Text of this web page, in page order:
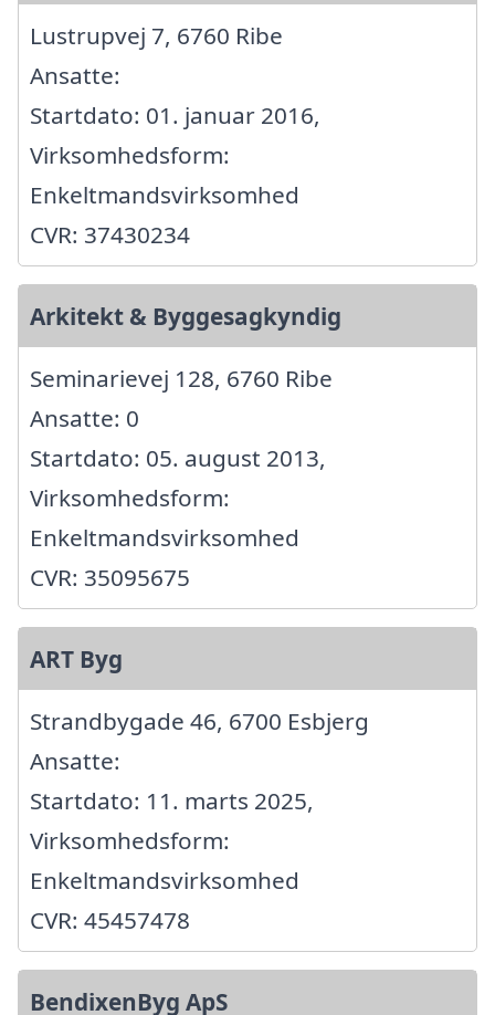
Lustrupvej 7, 6760 Ribe
Ansatte:
Startdato: 01. januar 2016,
Virksomhedsform:
Enkeltmandsvirksomhed
CVR: 37430234
Arkitekt & Byggesagkyndig
Seminarievej 128, 6760 Ribe
Ansatte: 0
Startdato: 05. august 2013,
Virksomhedsform:
Enkeltmandsvirksomhed
CVR: 35095675
ART Byg
Strandbygade 46, 6700 Esbjerg
Ansatte:
Startdato: 11. marts 2025,
Virksomhedsform:
Enkeltmandsvirksomhed
CVR: 45457478
BendixenByg ApS